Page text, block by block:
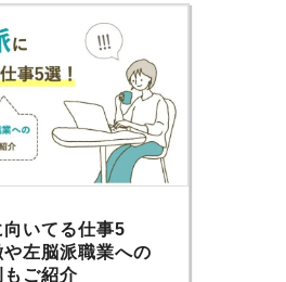
いてる仕事5
左脳派職業への
ご紹介